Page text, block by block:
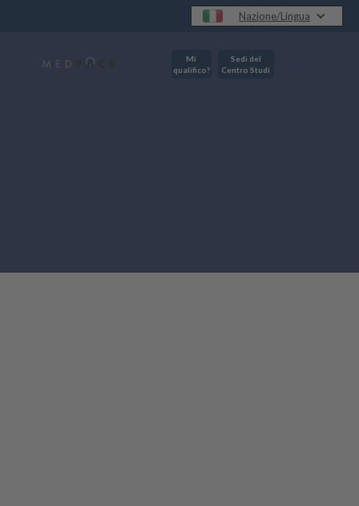
Nazione/Lingua
Mi
qualifico?
Sedi del
Centro Studi